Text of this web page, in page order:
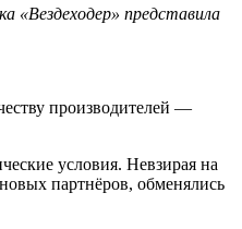
«Вездеходер» представила
производителей —
условия. Невзирая на
партнёров, обменялись